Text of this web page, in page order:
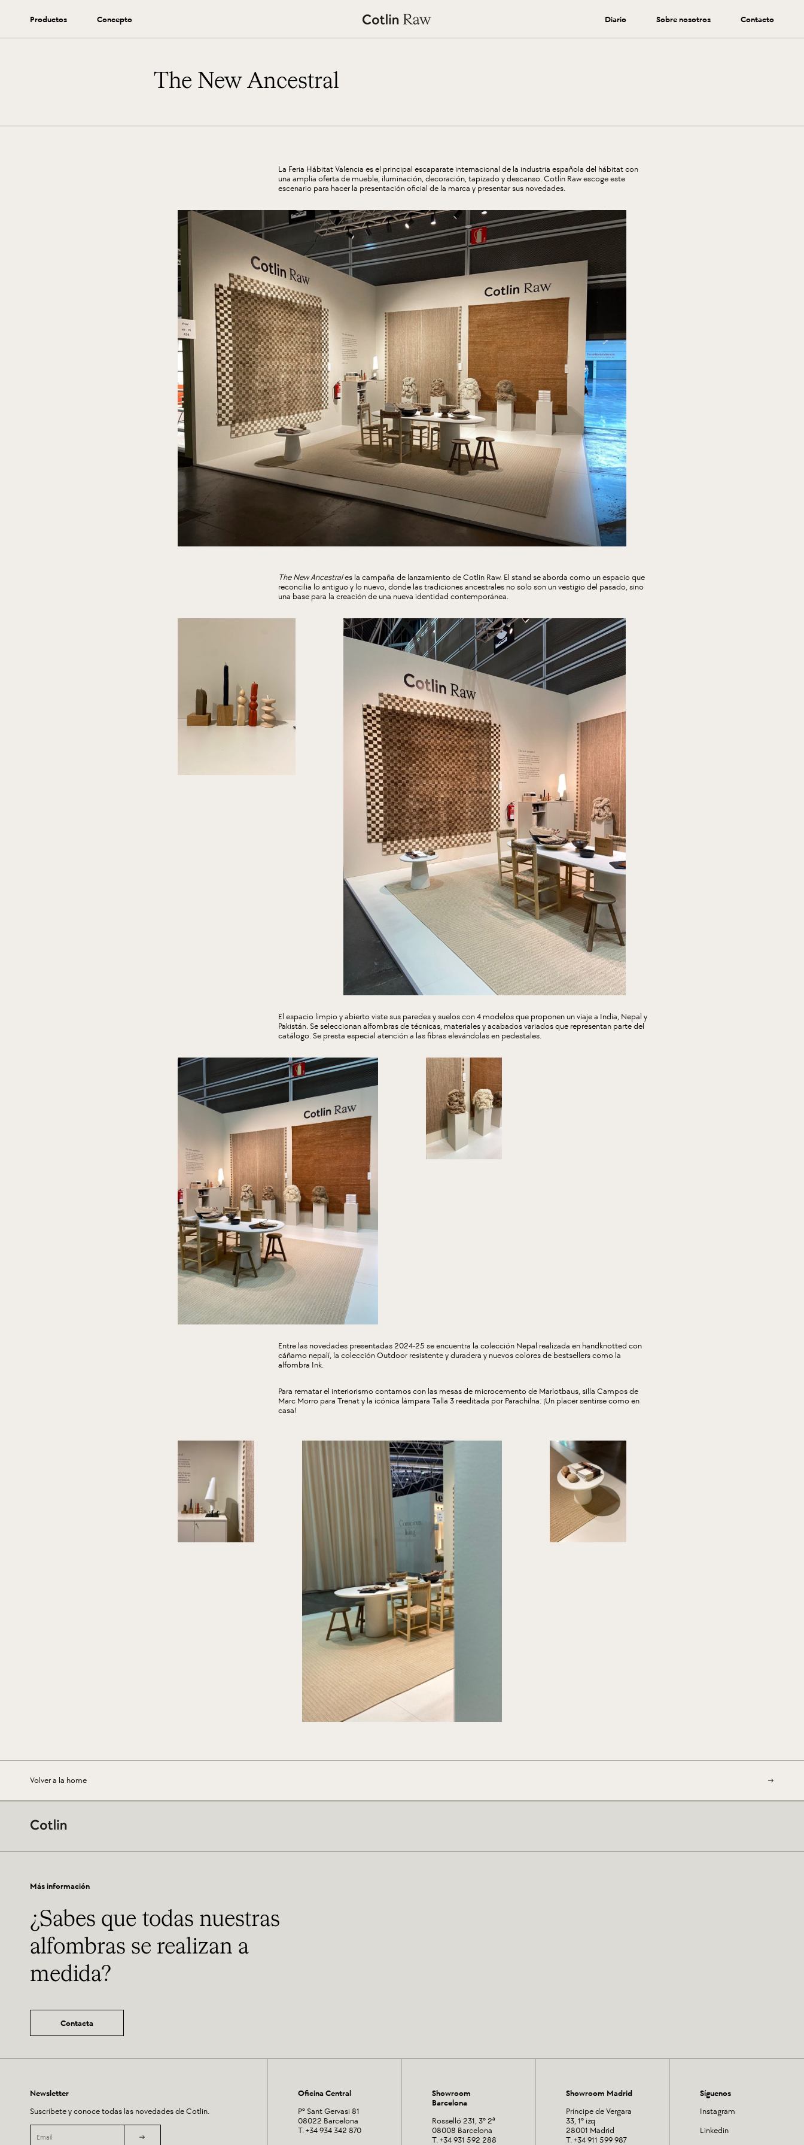
Productos Concepto Diario Sobre nosotros Contacto
The New Ancestral
La Feria Hábitat Valencia es el principal escaparate internacional de la industria española del hábitat con
una amplia oferta de mueble, iluminación, decoración, tapizado y descanso. Cotlin Raw escoge este
escenario para hacer la presentación oficial de la marca y presentar sus novedades.
The New Ancestrales la campaña de lanzamiento de Cotlin Raw. El stand se aborda como un espacio que
reconcilia lo antiguo y lo nuevo, donde las tradiciones ancestrales no solo son un vestigio del pasado, sino
una base para la creación de una nueva identidad contemporánea.
El espacio limpio y abierto viste sus paredes y suelos con 4 modelos que proponen un viaje a India, Nepal y
Pakistán. Se seleccionan alfombras de técnicas, materiales y acabados variados que representan parte del
catálogo. Se presta especial atención a las fibras elevándolas en pedestales.
Entre las novedades presentadas 2024-25 se encuentra la colección Nepal realizada en handknotted con
cáñamo nepalí, la colección Outdoor resistente y duradera y nuevos colores de bestsellers como la
alfombra Ink.
Para rematar el interiorismo contamos con las mesas de microcemento de Marlotbaus, silla Campos de
Marc Morro para Trenaty la icónica lámpara Talla 3 reeditada por Parachilna. ¡Un placer sentirse como en
casa!
Volver a la home
Más información
¿Sabes que todas nuestras
alfombras se realizan a
medida?
Contacta
Newsletter
Suscríbete y conoce todas las novedades de Cotlin.
Oficina Central
Pº Sant Gervasi 81
08022 Barcelona
T. +34 934 342 870
Showroom
Barcelona
Rosselló 231, 3º 2ª
08008 Barcelona
T. +34 931 592 288
Showroom Madrid
Príncipe de Vergara
33, 1º izq
28001 Madrid
T. +34 911 599 987
Síguenos
Instagram
Linkedin